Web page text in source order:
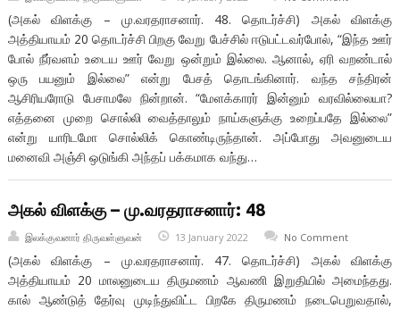
(அகல் விளக்கு – மு.வரதராசனார். 48. தொடர்ச்சி) அகல் விளக்கு
அத்தியாயம் 20 தொடர்ச்சி பிறகு வேறு பேச்சில் ஈடுபட்டவர்போல், “இந்த ஊர்
போல் நீர்வளம் உடைய ஊர் வேறு ஒன்றும் இல்லை. ஆனால், ஏரி வறண்டால்
ஒரு பயனும் இல்லை” என்று பேசத் தொடங்கினார். வந்த சந்திரன்
ஆசிரியரோடு பேசாமலே நின்றான். “மேளக்காரர் இன்னும் வரவில்லையா?
எத்தனை முறை சொல்லி வைத்தாலும் நாய்களுக்கு உறைப்பதே இல்லை”
என்று யாரிடமோ சொல்லிக் கொண்டிருந்தான். அப்போது அவனுடைய
மனைவி அஞ்சி ஒடுங்கி அந்தப் பக்கமாக வந்து…
அகல் விளக்கு – மு.வரதராசனார்: 48
இலக்குவனார் திருவள்ளுவன் 13 January 2022 No Comment
(அகல் விளக்கு – மு.வரதராசனார். 47. தொடர்ச்சி) அகல் விளக்கு
அத்தியாயம் 20 மாலனுடைய திருமணம் ஆவணி இறுதியில் அமைந்தது.
கால் ஆண்டுத் தேர்வு முடிந்துவிட்ட பிறகே திருமணம் நடைபெறுவதால்,